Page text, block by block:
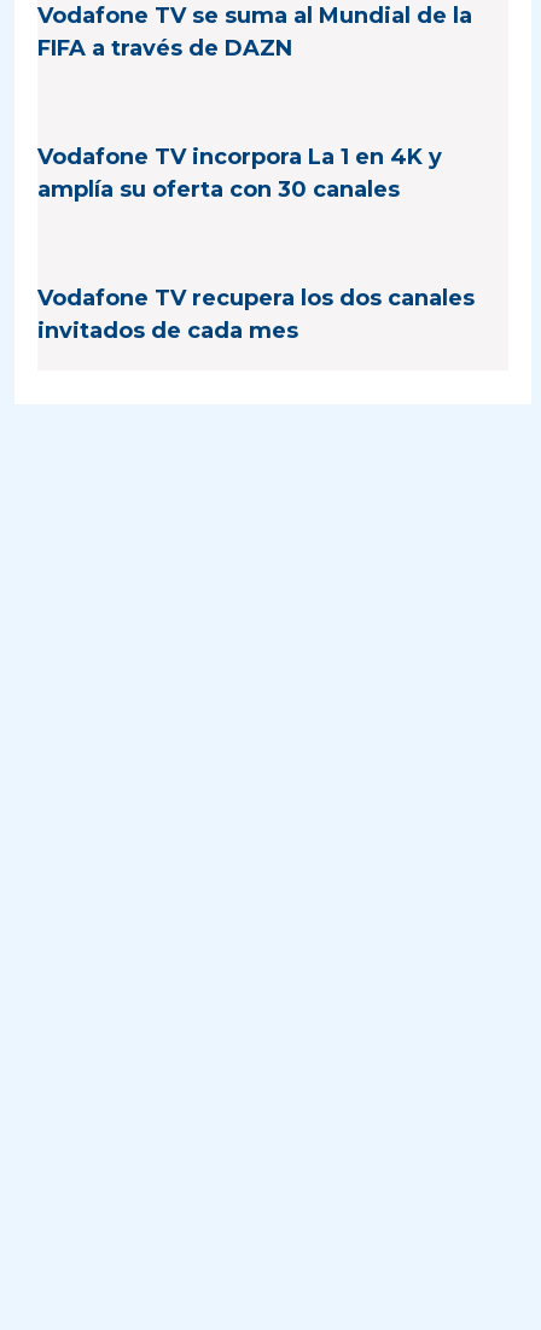
Vodafone TV se suma al Mundial de la
FIFA a través de DAZN
Vodafone TV incorpora La 1 en 4K y
amplía su oferta con 30 canales
Vodafone TV recupera los dos canales
invitados de cada mes